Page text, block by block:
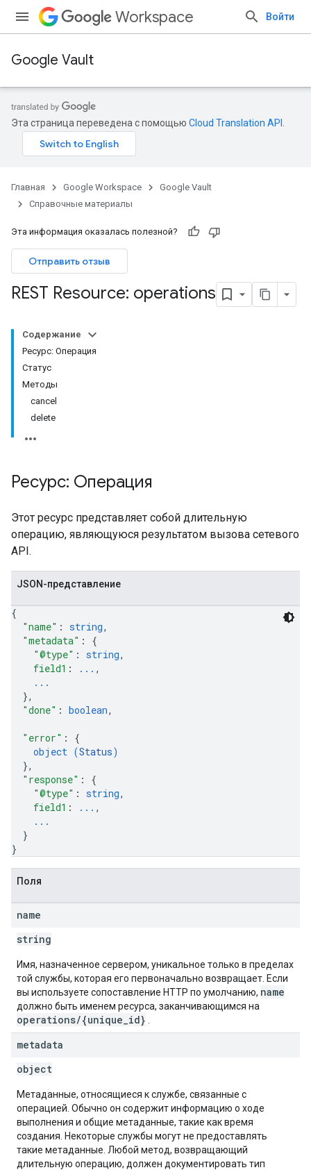
Workspace Войти
Google Vault
Эта страница переведена с помощью Cloud Translation API
Главная Google Workspace
Google Vault
Справочные материалы
Эта информация оказалась полезной?
Отправить отзыв
REST Resource: operations
Содержание
Ресурс: Операция
Статус
Методы
cancel
delete
Ресурс: Операция
Этот ресурс представляет собой длительную
операцию, являющуюся результатом вызова сетевого
API.
JSON-представление
{
"name" : string,
"metadata" : {
"@type" : string,
field1 : ... ,
...
},
"done" : boolean,
"error" : {
object (Status)
},
"response" : {
"@type" : string,
field1 : ... ,
...
}
}
Поля
name
string
Имя, назначенное сервером, уникальное только в пределах
той службы, которая его первоначально возвращает. Если
вы используете сопоставление HTTP по умолчанию, name
должно быть именем ресурса, заканчивающимся на
operations/{unique_id}
metadata
object
Метаданные, относящиеся к службе, связанные с
операцией. Обычно он содержит информацию о ходе
выполнения и общие метаданные, такие как время
создания. Некоторые службы могут не предоставлять
такие метаданные. Любой метод, возвращающий
длительную операцию, должен документировать тип